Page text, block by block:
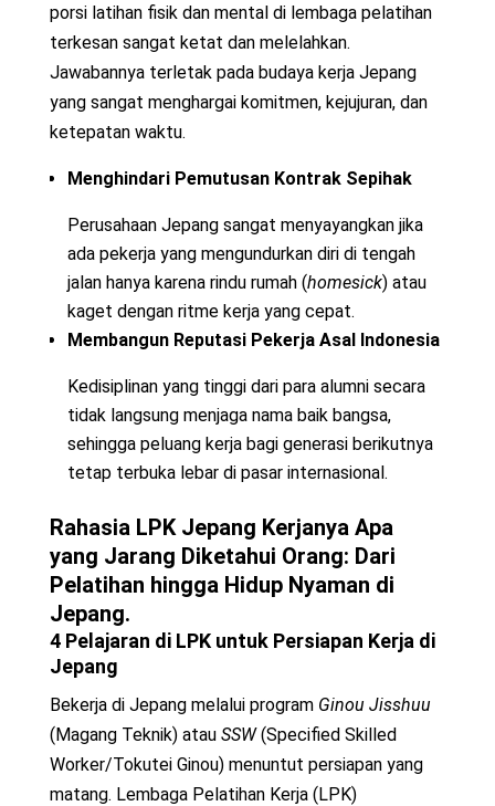
porsi latihan fisik dan mental di lembaga pelatihan
terkesan sangat ketat dan melelahkan.
Jawabannya terletak pada budaya kerja Jepang
yang sangat menghargai komitmen, kejujuran, dan
ketepatan waktu.
Menghindari Pemutusan Kontrak Sepihak
Perusahaan Jepang sangat menyayangkan jika
ada pekerja yang mengundurkan diri di tengah
jalan hanya karena rindu rumah (homesick) atau
kaget dengan ritme kerja yang cepat.
Membangun Reputasi Pekerja Asal Indonesia
Kedisiplinan yang tinggi dari para alumni secara
tidak langsung menjaga nama baik bangsa,
sehingga peluang kerja bagi generasi berikutnya
tetap terbuka lebar di pasar internasional.
Rahasia LPK Jepang Kerjanya Apa
yang Jarang Diketahui Orang: Dari
Pelatihan hingga Hidup Nyaman di
Jepang.
4 Pelajaran di LPK untuk Persiapan Kerja di
Jepang
Bekerja di Jepang melalui program Ginou Jisshuu
(Magang Teknik) atau SSW(Specified Skilled
Worker/Tokutei Ginou) menuntut persiapan yang
matang. Lembaga Pelatihan Kerja (LPK)